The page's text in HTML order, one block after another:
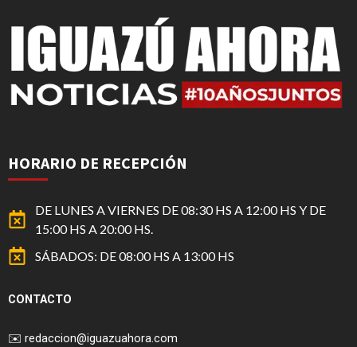
HORARIO DE RECEPCIÓN
DE LUNES A VIERNES DE 08:30 HS A 12:00 HS Y DE
15:00 HS A 20:00 HS.
SÁBADOS: DE 08:00 HS A 13:00 HS
CONTACTO
✉️ redaccion@iguazuahora.com